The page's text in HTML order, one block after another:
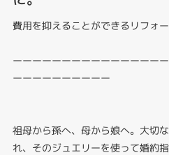
費用を抑えることができるリフォ
ーーーーーーーーーーーーーーー
ーーーーーーーーーー
祖母から孫へ、母から娘へ。大切
れ、そのジュエリーを使って婚約